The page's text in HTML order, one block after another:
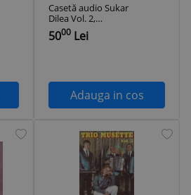
Casetă audio Sukar
Dilea Vol. 2,
originală
5000 Lei
Adauga in cos